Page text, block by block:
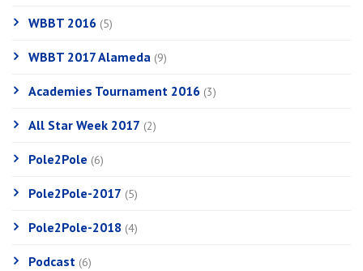
WBBT 2016 (5)
WBBT 2017 Alameda (9)
Academies Tournament 2016 (3)
All Star Week 2017 (2)
Pole2Pole (6)
Pole2Pole-2017 (5)
Pole2Pole-2018 (4)
Podcast (6)